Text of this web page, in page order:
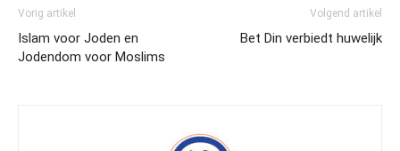
Vorig artikel
Islam voor Joden en
Jodendom voor Moslims
Volgend artikel
Bet Din verbiedt huwelijk